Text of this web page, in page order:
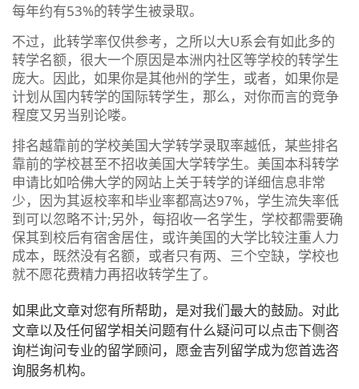
每年约有53%的转学生被录取。
不过，此转学率仅供参考，之所以大U系会有如此多的
转学名额，很大一个原因是本洲内社区等学校的转学生
庞大。因此，如果你是其他州的学生，或者，如果你是
计划从国内转学的国际转学生，那么，对你而言的竞争
程度又另当别论喽。
排名越靠前的学校美国大学转学录取率越低，某些排名
靠前的学校甚至不招收美国大学转学生。美国本科转学
申请比如哈佛大学的网站上关于转学的详细信息非常
少，因为其返校率和毕业率都高达97%，学生流失率低
到可以忽略不计;另外，每招收一名学生，学校都需要确
保其到校后有宿舍居住，或许美国的大学比较注重人力
成本，既然没有名额，或者只有两、三个空缺，学校也
就不愿花费精力再招收转学生了。
如果此文章对您有所帮助，是对我们最大的鼓励。对此
文章以及任何留学相关问题有什么疑问可以点击下侧咨
询栏询问专业的留学顾问，愿金吉列留学成为您首选咨
询服务机构。